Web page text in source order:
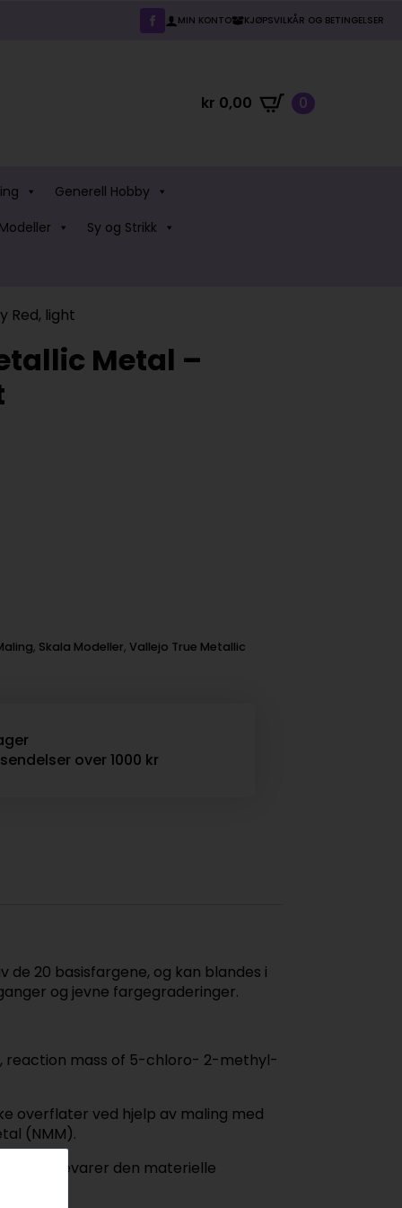
MIN KONTO KJØPSVILKÅR OG BETINGELSER
kr 0,00 0
Generell Hobby
Sy og Strikk
Red, light
Metal –
, Skala Modeller,Vallejo True Metallic
over 1000 kr
de 20 basisfargene, og kan blandes i
og jevne fargegraderinger.
reaction mass of 5-chloro- 2-methyl-
overflater ved hjelp av maling med
(NMM).
og bevarer den materielle